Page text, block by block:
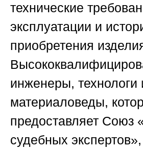
технические
эксплуатации и
приобретения
инженеры, технологи
материаловеды,
предоставляет Союз
судебных экспертов»